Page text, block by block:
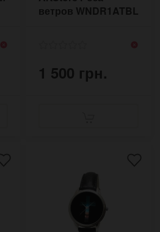
ветров WNDR1ATBL
1 500 грн.